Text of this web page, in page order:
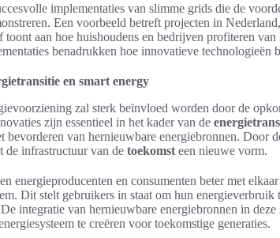
implementaties van slimme grids die de
Een voorbeeld betreft projecten in
aan hoe huishoudens en bedrijven profiteren van
benadrukken hoe innovatieve technologieën
en smart energy
zal sterk beïnvloed worden door de
zijn essentieel in het kader van de
bevorderen van hernieuwbare energiebronnen. Door
de infrastructuur van de toekomst een nieuwe vorm.
energieproducenten en consumenten beter met
Dit stelt gebruikers in staat om hun
integratie van hernieuwbare energiebronnen in
te creëren voor toekomstige generaties.